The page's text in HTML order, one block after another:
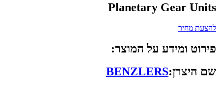
Planetary Gear Units
להצעת מחיר
פירוט ומידע על המוצר:
שם היצרן:BENZLERS